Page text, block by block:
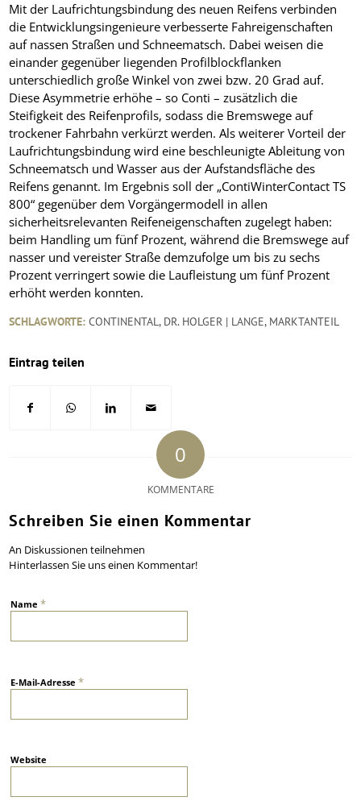
Mit der Laufrichtungsbindung des neuen Reifens verbinden
die Entwicklungsingenieure verbesserte Fahreigenschaften
auf nassen Straßen und Schneematsch. Dabei weisen die
einander gegenüber liegenden Profilblockflanken
unterschiedlich große Winkel von zwei bzw. 20 Grad auf.
Diese Asymmetrie erhöhe – so Conti – zusätzlich die
Steifigkeit des Reifenprofils, sodass die Bremswege auf
trockener Fahrbahn verkürzt werden. Als weiterer Vorteil der
Laufrichtungsbindung wird eine beschleunigte Ableitung von
Schneematsch und Wasser aus der Aufstandsfläche des
Reifens genannt. Im Ergebnis soll der „ContiWinterContact TS
800“ gegenüber dem Vorgängermodell in allen
sicherheitsrelevanten Reifeneigenschaften zugelegt haben:
beim Handling um fünf Prozent, während die Bremswege auf
nasser und vereister Straße demzufolge um bis zu sechs
Prozent verringert sowie die Laufleistung um fünf Prozent
erhöht werden konnten.
SCHLAGWORTE: CONTINENTAL, DR. HOLGER | LANGE, MARKTANTEIL
Eintrag teilen
0
KOMMENTARE
Schreiben Sie einen Kommentar
An Diskussionen teilnehmen
Hinterlassen Sie uns einen Kommentar!
Name*
E-Mail-Adresse*
Website